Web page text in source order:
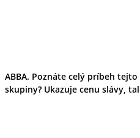
ABBA. Poznáte celý príbeh
skupiny? Ukazuje cenu slávy,